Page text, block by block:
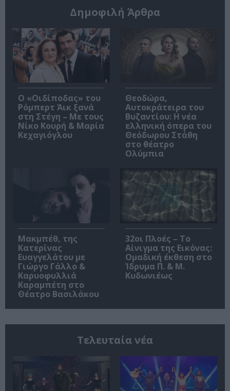
Δημοφιλή Άρθρα
O «Οιδίποδας» του
Ρόμπερτ Άικ ξανά
στη Στέγη – Με τους
Νίκο Κουρή & Μαρία
Κεχαγιόγλου
Θεοδώρα,
Αυτοκράτειρα του
Βυζαντίου: Η νέα
ελληνική όπερα του
Θεόδωρου Στάθη
στο θέατρο
Ολύμπια
Μακμπέθ, της
Κατερίνας
Ευαγγελάτου με
Γιώργο Γάλλο &
Καρυοφυλλιά
Καραμπέτη στο
Θέατρο Βασιλάκου
32οι Πλοές – Το
Αίνιγμα της Εικόνας:
Ομαδική έκθεση στο
Ίδρυμα Π. & Μ.
Κυδωνιέως
Τελευταία νέα